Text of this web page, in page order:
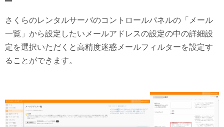
さくらのレンタルサーバのコントロールパネルの「メール
一覧」から設定したいメールアドレスの設定の中の詳細設
定を選択いただくと高精度迷惑メールフィルターを設定す
ることができます。